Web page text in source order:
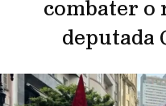
combater o
deputada